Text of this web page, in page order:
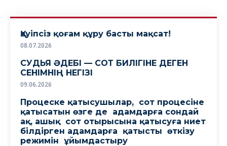
Қауіпсіз қоғам құру басты мақсат!
08.07.2026
СУДЬЯ ӘДЕБІ — СОТ БИЛІГІНЕ ДЕГЕН
СЕНІМНІҢ НЕГІЗІ
09.06.2026
Процеске қатысушылар, сот процесіне
қатысатын өзге де адамдарға сондай
ақ, ашық сот отырысына қатысуға ниет
білдірген адамдарға қатысты өткізу
режимін ұйымдастыру